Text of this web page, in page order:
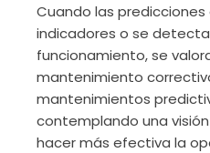
Cuando las
indicadores o se
funcionamiento, se
mantenimiento
mantenimientos
contemplando una
hacer más efectiva la